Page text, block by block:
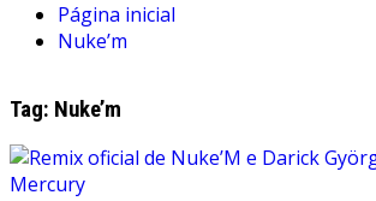
Página inicial
Nuke’m
Tag: Nuke’m